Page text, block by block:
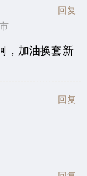
回复
，加油换套新
回复